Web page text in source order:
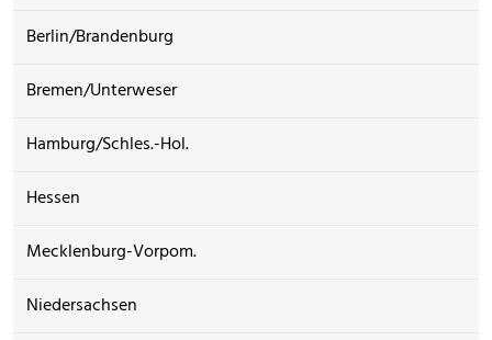
Berlin/Brandenburg
Bremen/Unterweser
Hamburg/Schles.-Hol.
Hessen
Mecklenburg-Vorpom.
Niedersachsen